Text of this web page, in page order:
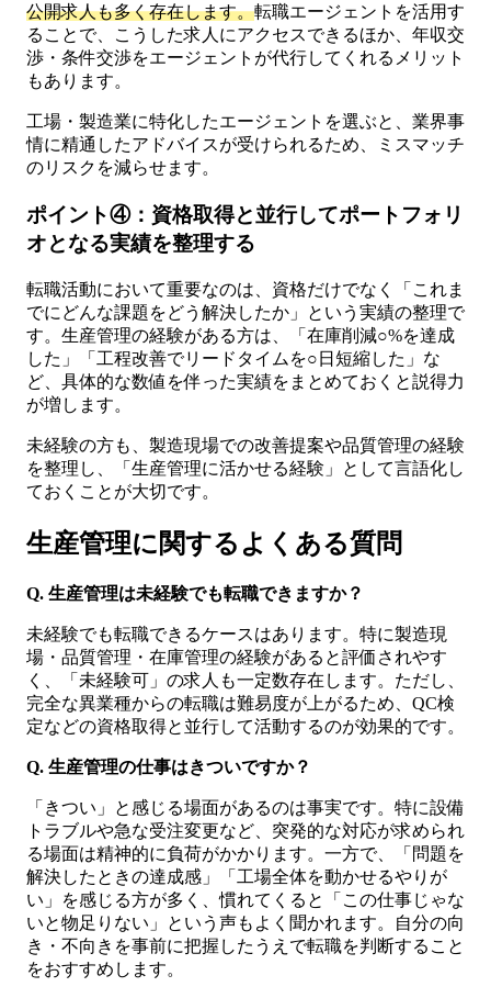
公開求人も多く存在します。転職エージェントを活用す
ることで、こうした求人にアクセスできるほか、年収交
渉・条件交渉をエージェントが代行してくれるメリット
もあります。
工場・製造業に特化したエージェントを選ぶと、業界事
情に精通したアドバイスが受けられるため、ミスマッチ
のリスクを減らせます。
ポイント④：資格取得と並行してポートフォリ
オとなる実績を整理する
転職活動において重要なのは、資格だけでなく「これま
でにどんな課題をどう解決したか」という実績の整理で
す。生産管理の経験がある方は、「在庫削減○%を達成
した」「工程改善でリードタイムを○日短縮した」な
ど、具体的な数値を伴った実績をまとめておくと説得力
が増します。
未経験の方も、製造現場での改善提案や品質管理の経験
を整理し、「生産管理に活かせる経験」として言語化し
ておくことが大切です。
生産管理に関するよくある質問
Q. 生産管理は未経験でも転職できますか？
未経験でも転職できるケースはあります。特に製造現
場・品質管理・在庫管理の経験があると評価されやす
く、「未経験可」の求人も一定数存在します。ただし、
完全な異業種からの転職は難易度が上がるため、QC検
定などの資格取得と並行して活動するのが効果的です。
Q. 生産管理の仕事はきついですか？
「きつい」と感じる場面があるのは事実です。特に設備
トラブルや急な受注変更など、突発的な対応が求められ
る場面は精神的に負荷がかかります。一方で、「問題を
解決したときの達成感」「工場全体を動かせるやりが
い」を感じる方が多く、慣れてくると「この仕事じゃな
いと物足りない」という声もよく聞かれます。自分の向
き・不向きを事前に把握したうえで転職を判断すること
をおすすめします。